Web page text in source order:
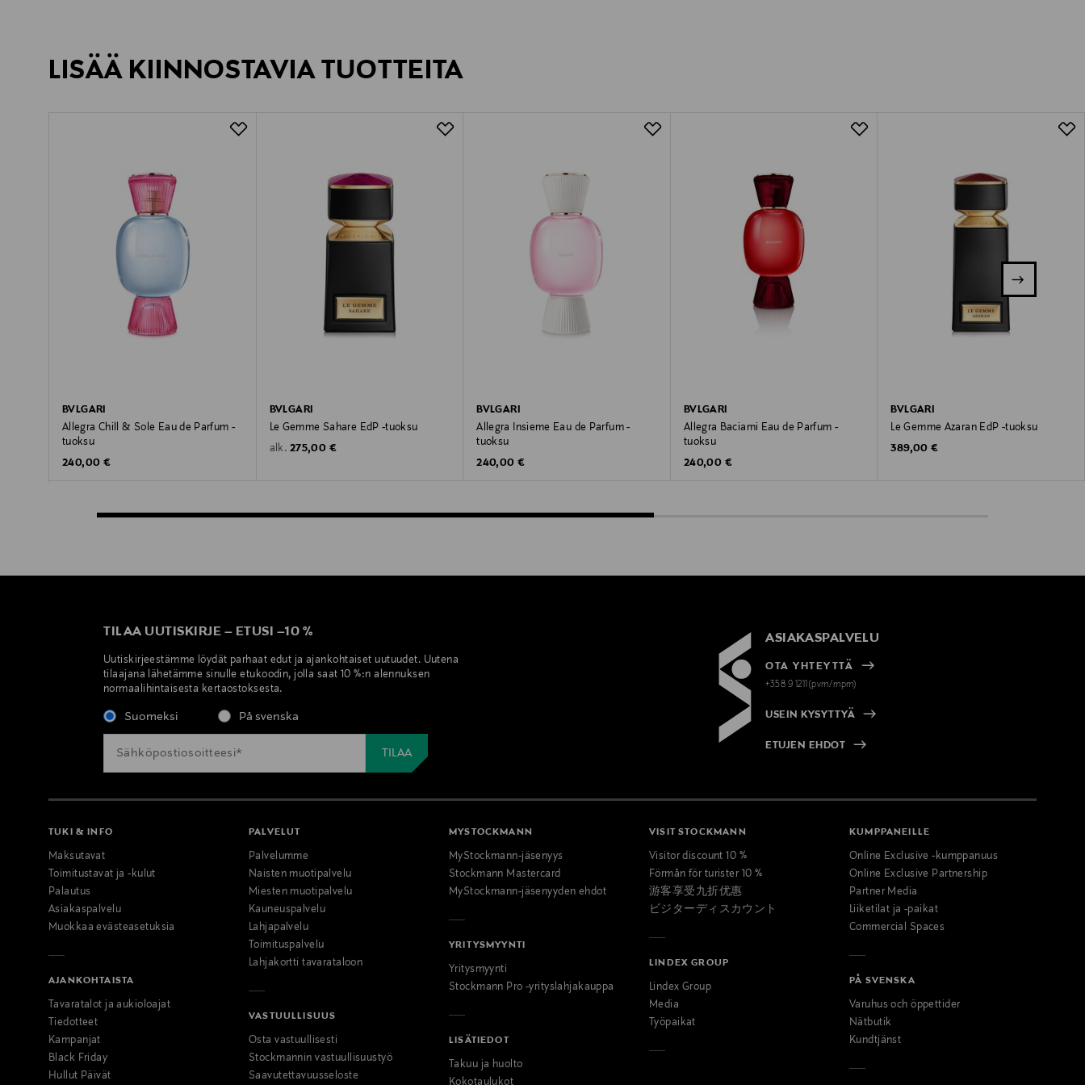
LISÄÄ KIINNOSTAVIA TUOTTEITA
BVLGARI
Allegra Chill & Sole Eau de Parfum -
tuoksu
Original Price
240,00 €
BVLGARI
Le Gemme Sahare EdP -tuoksu
alk. Original Price
275,00 €
BVLGARI
Allegra Insieme Eau de Parfum -
tuoksu
Original Price
240,00 €
BVLGARI
Allegra Baciami Eau de Parfum -
tuoksu
Original Price
240,00 €
BVLGARI
Le Gemme Azaran EdP -tuoksu
Original Price
389,00 €
TILAA UUTISKIRJE – ETUSI –10 %
Uutiskirjeestämme löydät parhaat edut ja ajankohtaiset uutuudet. Uutena
tilaajana lähetämme sinulle etukoodin, jolla saat 10 %:n alennuksen
normaalihintaisesta kertaostoksesta.
Suomeksi På svenska
ASIAKASPALVELU
OTA YHTEYTTÄ
+358 9 1211(pvm/mpm)
USEIN KYSYTTYÄ
ETUJEN EHDOT
TUKI & INFO
Maksutavat
Toimitustavat ja -kulut
Palautus
Asiakaspalvelu
Muokkaa evästeasetuksia
AJANKOHTAISTA
Tavaratalot ja aukioloajat
Tiedotteet
Kampanjat
Black Friday
Hullut Päivät
PALVELUT
Palvelumme
Naisten muotipalvelu
Miesten muotipalvelu
Kauneuspalvelu
Lahjapalvelu
Toimituspalvelu
Lahjakortti tavarataloon
VASTUULLISUUS
Osta vastuullisesti
Stockmannin vastuullisuustyö
Saavutettavuusseloste
MYSTOCKMANN
MyStockmann-jäsenyys
Stockmann Mastercard
MyStockmann-jäsenyyden ehdot
YRITYSMYYNTI
Yritysmyynti
Stockmann Pro -yrityslahjakauppa
LISÄTIEDOT
Takuu ja huolto
Kokotaulukot
VISIT STOCKMANN
Visitor discount 10 %
Förmån för turister 10 %
游客享受九折优惠
ビジターディスカウント
LINDEX GROUP
Lindex Group
Media
Työpaikat
KUMPPANEILLE
Online Exclusive -kumppanuus
Online Exclusive Partnership
Partner Media
Liiketilat ja -paikat
Commercial Spaces
PÅ SVENSKA
Varuhus och öppettider
Nätbutik
Kundtjänst